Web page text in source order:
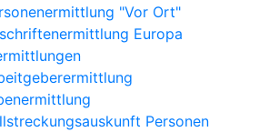
"Vor Ort"
Europa
Personen